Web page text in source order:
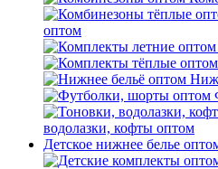
оптом
водолазки, кофты оптом
Детское нижнее белье